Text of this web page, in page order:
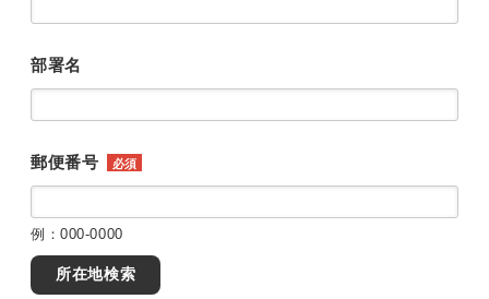
部署名
郵便番号 必須
例：000-0000
所在地検索